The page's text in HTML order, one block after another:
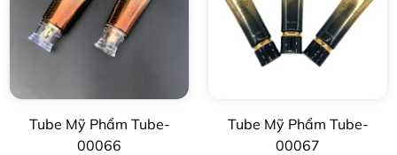
Tube Mỹ Phẩm Tube-
00066
Tube Mỹ Phẩm Tube-
00067